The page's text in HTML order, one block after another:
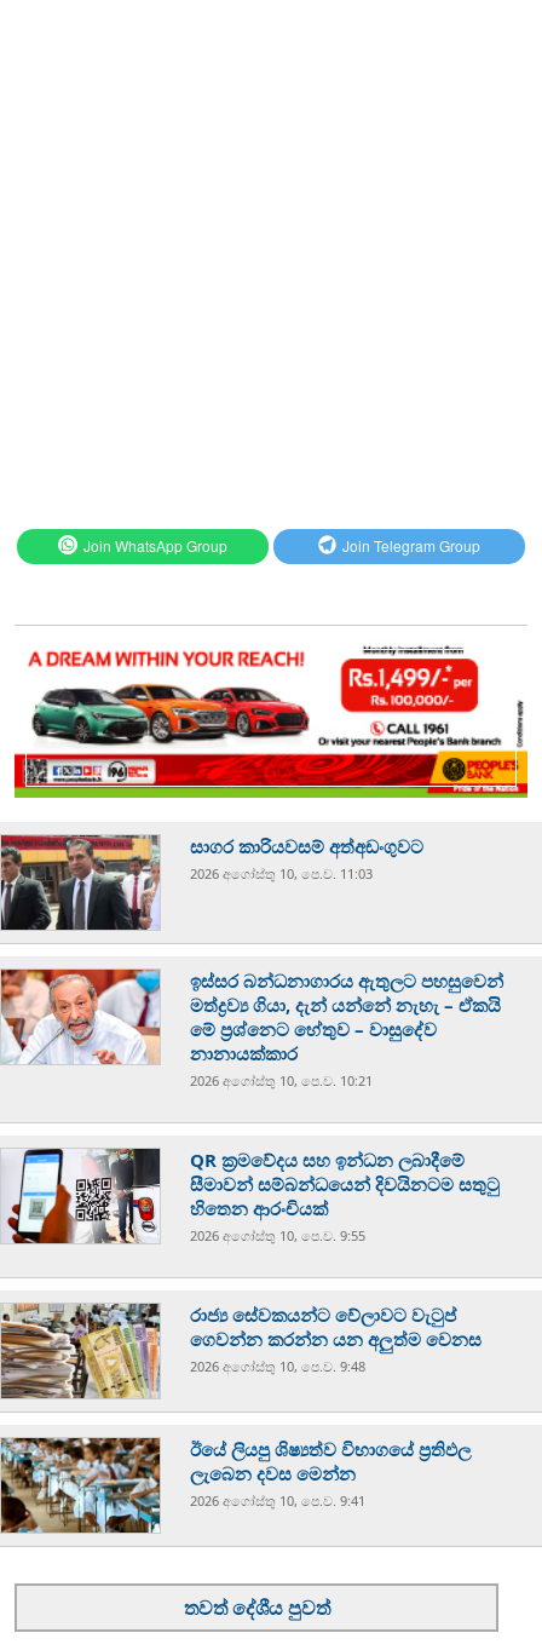
Join WhatsApp Group Join Telegram Group
සාගර කාරියවසම් අත්අඩංගුවට
2026 අගෝස්‍තු 10, පෙ.ව. 11:03
ඉස්සර බන්ධනාගාරය ඇතුලට පහසුවෙන්
මත්ද්‍රව්‍ය ගියා, දැන් යන්නේ නැහැ – ඒකයි
මේ ප්‍රශ්නෙට හේතුව – වාසුදේව
නානායක්කාර
2026 අගෝස්‍තු 10, පෙ.ව. 10:21
QR ක්‍රමවේදය සහ ඉන්ධන ලබාදීමේ
සීමාවන් සම්බන්ධයෙන් දිවයිනටම සතුටු
හිතෙන ආරංචියක්
2026 අගෝස්‍තු 10, පෙ.ව. 9:55
රාජ්‍ය සේවකයන්ට වේලාවට වැටුප්
ගෙවන්න කරන්න යන අලුත්ම වෙනස
2026 අගෝස්‍තු 10, පෙ.ව. 9:48
ඊයේ ලියපු ශිෂ්‍යත්ව විභාගයේ ප්‍රතිඵල
ලැබෙන දවස මෙන්න
2026 අගෝස්‍තු 10, පෙ.ව. 9:41
තවත් දේශීය පුවත්